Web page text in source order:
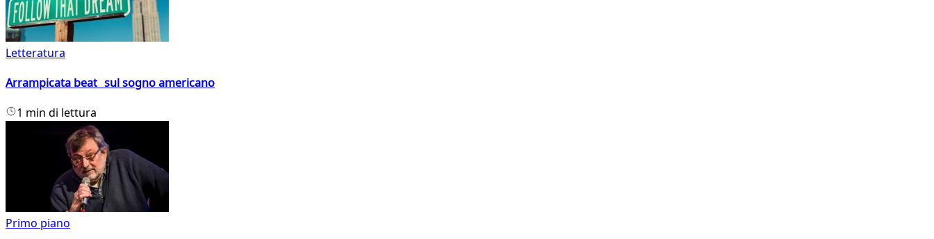
Letteratura
Arrampicata beat sul sogno americano
1 min di lettura
Primo piano